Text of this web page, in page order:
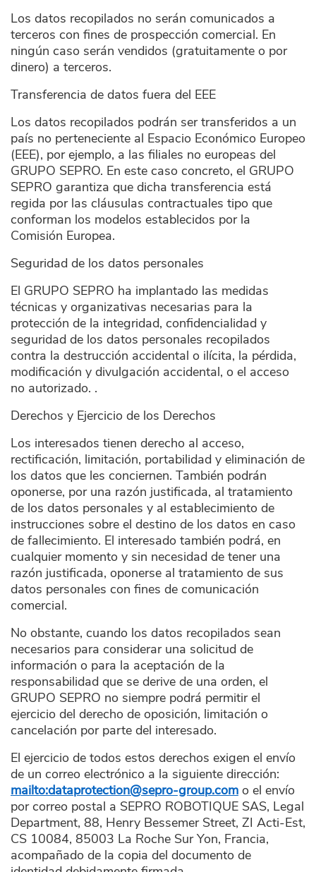
Los datos recopilados no serán comunicados a
terceros con fines de prospección comercial. En
ningún caso serán vendidos (gratuitamente o por
dinero) a terceros.
Transferencia de datos fuera del EEE
Los datos recopilados podrán ser transferidos a un
país no perteneciente al Espacio Económico Europeo
(EEE), por ejemplo, a las filiales no europeas del
GRUPO SEPRO. En este caso concreto, el GRUPO
SEPRO garantiza que dicha transferencia está
regida por las cláusulas contractuales tipo que
conforman los modelos establecidos por la
Comisión Europea.
Seguridad de los datos personales
El GRUPO SEPRO ha implantado las medidas
técnicas y organizativas necesarias para la
protección de la integridad, confidencialidad y
seguridad de los datos personales recopilados
contra la destrucción accidental o ilícita, la pérdida,
modificación y divulgación accidental, o el acceso
no autorizado. .
Derechos y Ejercicio de los Derechos
Los interesados tienen derecho al acceso,
rectificación, limitación, portabilidad y eliminación de
los datos que les conciernen. También podrán
oponerse, por una razón justificada, al tratamiento
de los datos personales y al establecimiento de
instrucciones sobre el destino de los datos en caso
de fallecimiento. El interesado también podrá, en
cualquier momento y sin necesidad de tener una
razón justificada, oponerse al tratamiento de sus
datos personales con fines de comunicación
comercial.
No obstante, cuando los datos recopilados sean
necesarios para considerar una solicitud de
información o para la aceptación de la
responsabilidad que se derive de una orden, el
GRUPO SEPRO no siempre podrá permitir el
ejercicio del derecho de oposición, limitación o
cancelación por parte del interesado.
El ejercicio de todos estos derechos exigen el envío
de un correo electrónico a la siguiente dirección:
mailto:dataprotection@sepro-group.com o el envío
por correo postal a SEPRO ROBOTIQUE SAS, Legal
Department, 88, Henry Bessemer Street, ZI Acti-Est,
CS 10084, 85003 La Roche Sur Yon, Francia,
acompañado de la copia del documento de